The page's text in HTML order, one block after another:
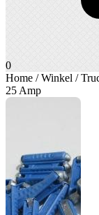
0
Home /Winkel /
25 Amp